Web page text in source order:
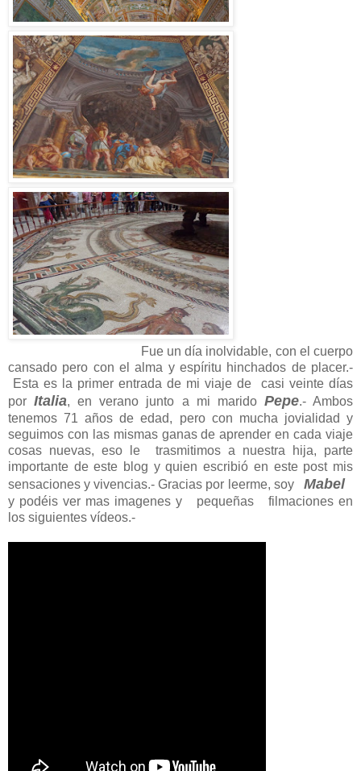
Fue un día inolvidable, con el cuerpo
cansado pero con el alma y espíritu hinchados de placer.-
Esta es la primer entrada de mi viaje de casi veinte días
porItalia, en verano junto a mi marido Pepe.- Ambos
tenemos 71 años de edad, pero con mucha jovialidad y
seguimos con las mismas ganas de aprender en cada viaje
cosas nuevas, eso le trasmitimos a nuestra hija, parte
importante de este blog y quien escribió en este post mis
sensaciones y vivencias.- Gracias por leerme, soy Mabel
y podéis ver mas imagenes y pequeñas filmaciones en
los siguientes vídeos.-